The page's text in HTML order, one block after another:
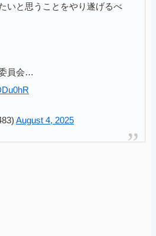
いと思うことをやり遂げるべ
員会…
August 4, 2025